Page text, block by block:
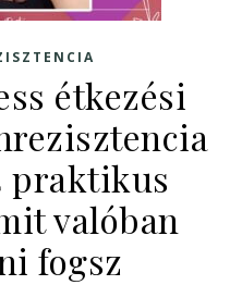
étkezési
praktikus
valóban
fogsz